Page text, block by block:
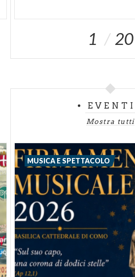
1 20
EVENTI
Mostra tutti
MUSICA E SPETTACOLO